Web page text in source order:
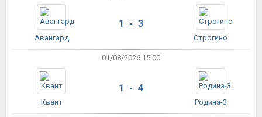
Авангард
1 - 3
Строгино
01/08/2026 15:00
Квант
1 - 4
Родина-3